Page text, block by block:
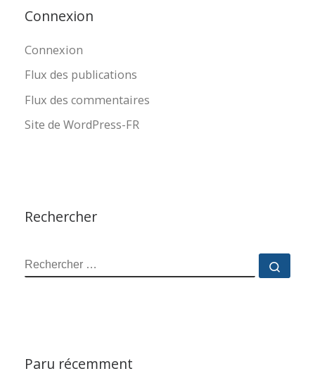
Connexion
Connexion
Flux des publications
Flux des commentaires
Site de WordPress-FR
Rechercher
RECHERCHER
Paru récemment